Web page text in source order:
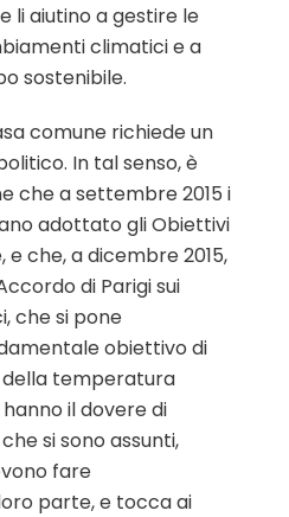
li aiutino a gestire le
climatici e a
sostenibile.
comune richiede un
In tal senso, è
che a settembre 2015 i
adottato gli Obiettivi
e che, a dicembre 2015,
di Parigi sui
che si pone
obiettivo di
temperatura
il dovere di
si sono assunti,
fare
parte, e tocca ai